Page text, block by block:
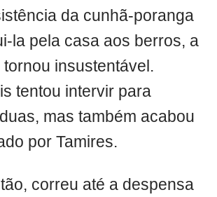
da cunhã-poranga
la pela casa aos berros, a
insustentável.
tentou intervir para
mas também acabou
por Tamires.
correu até a despensa